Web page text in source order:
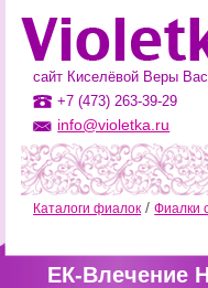
сайт Киселёвой Веры
+7 (473) 263-39-29
info@violetka.ru
Каталоги фиалок Фиалки
ЕК-Влечение